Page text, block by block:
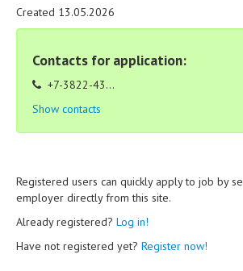
Created 13.05.2026
Contacts for application:
+7-3822-43...
Show contacts
Registered users can quickly apply to job by
employer directly from this site.
Already registered? Log in!
Have not registered yet? Register now!